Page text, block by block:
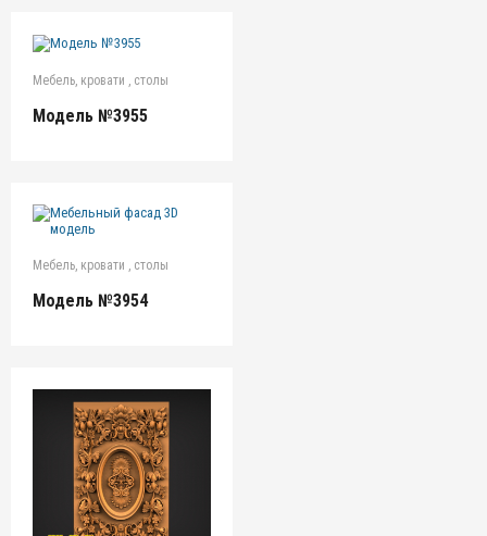
Мебель, кровати , столы
Модель №3955
Мебель, кровати , столы
Модель №3954